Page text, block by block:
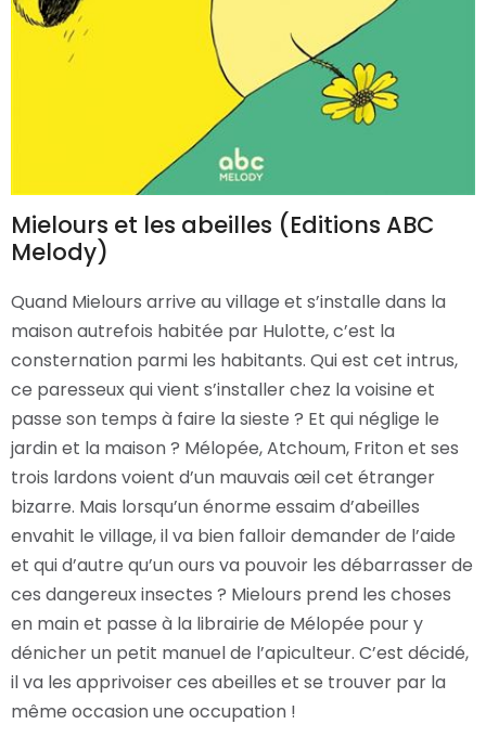
Mielours et les abeilles (Editions ABC
Melody)
Quand Mielours arrive au village et s’installe dans la
maison autrefois habitée par Hulotte, c’est la
consternation parmi les habitants. Qui est cet intrus,
ce paresseux qui vient s’installer chez la voisine et
passe son temps à faire la sieste ? Et qui néglige le
jardin et la maison ? Mélopée, Atchoum, Friton et ses
trois lardons voient d’un mauvais œil cet étranger
bizarre. Mais lorsqu’un énorme essaim d’abeilles
envahit le village, il va bien falloir demander de l’aide
et qui d’autre qu’un ours va pouvoir les débarrasser de
ces dangereux insectes ? Mielours prend les choses
en main et passe à la librairie de Mélopée pour y
dénicher un petit manuel de l’apiculteur. C’est décidé,
il va les apprivoiser ces abeilles et se trouver par la
même occasion une occupation !